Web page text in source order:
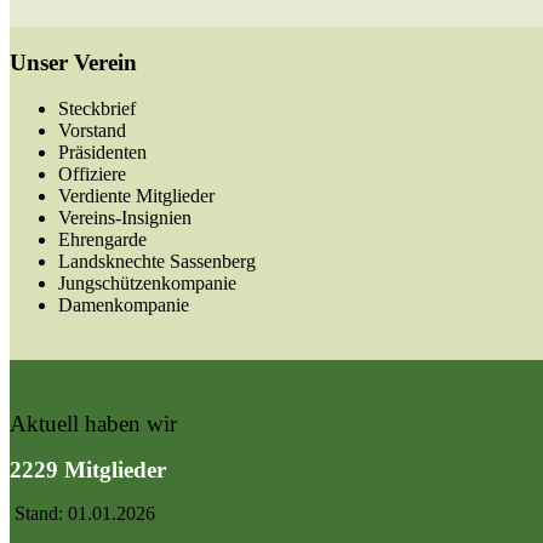
Unser Verein
Steckbrief
Vorstand
Präsidenten
Offiziere
Verdiente Mitglieder
Vereins-Insignien
Ehrengarde
Landsknechte Sassenberg
Jungschützenkompanie
Damenkompanie
Aktuell haben wir
2229 Mitglieder
Stand: 01.01.2026